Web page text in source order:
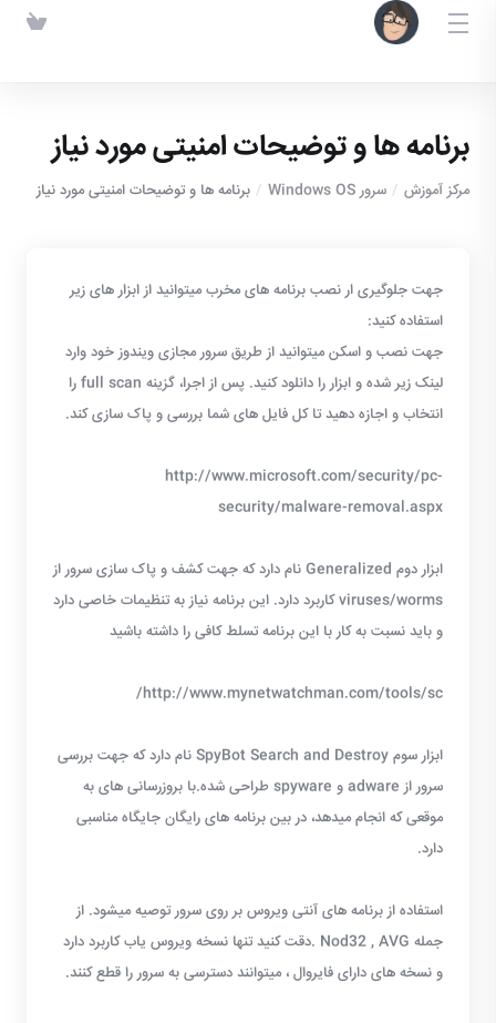
برنامه ها و توضیحات امنیتی مورد نیاز
مرکز آموزش سرور Windows OS برنامه ها و توضیحات امنیتی مورد نیاز
جهت جلوگیری ار نصب برنامه های مخرب میتوانید از ابزار های زیر
استفاده کنید:
جهت نصب و اسکن میتوانید از طریق سرور مجازی ویندوز خود وارد
لینک زیر شده و ابزار را دانلود کنید. پس از اجرا، گزینه full scan را
انتخاب و اجازه دهید تا کل فایل های شما بررسی و پاک سازی کند.
http://www.microsoft.com/security/pc-
security/malware-removal.aspx
ابزار دوم Generalized نام دارد که جهت کشف و پاک سازی سرور از
viruses/worms کاربرد دارد. این برنامه نیاز به تنظیمات خاصی دارد
و باید نسبت به کار با این برنامه تسلط کافی را داشته باشید
http://www.mynetwatchman.com/tools/sc/
ابزار سوم SpyBot Search and Destroy نام دارد که جهت بررسی
سرور از adware و spyware طراحی شده.با بروزرسانی های به
موقعی که انجام میدهد، در بین برنامه های رایگان جایگاه مناسبی
دارد.
استفاده از برنامه های آنتی ویروس بر روی سرور توصیه میشود. از
جمله Nod32 , AVG .دقت کنید تنها نسخه ویروس یاب کاربرد دارد
و نسخه های دارای فایروال ، میتوانند دسترسی به سرور را قطع کنند.